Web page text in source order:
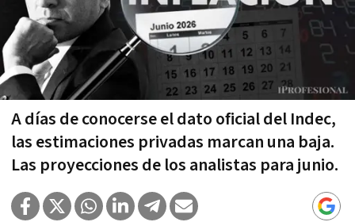
A días de conocerse el dato oficial del Indec,
las estimaciones privadas marcan una baja.
Las proyecciones de los analistas para junio.